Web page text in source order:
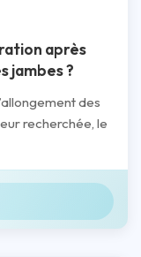
après
jambes ?
des
recherchée, le